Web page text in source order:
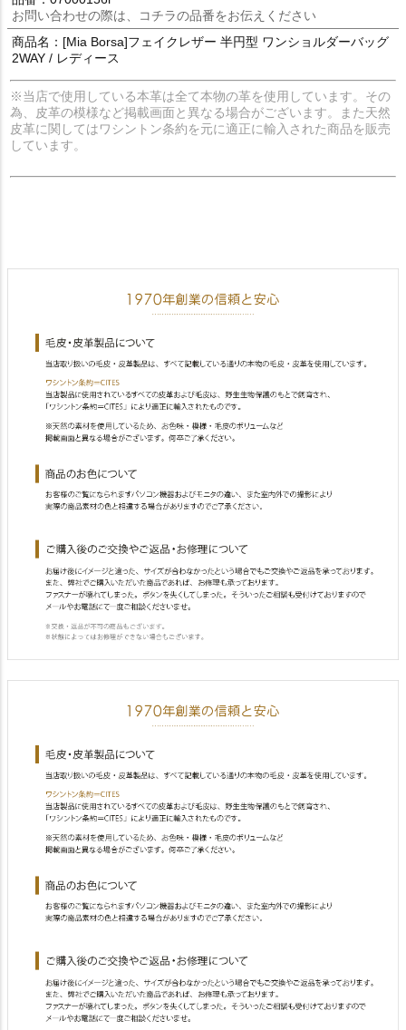
お問い合わせの際は、コチラの品番をお伝えください
商品名：[Mia Borsa]フェイクレザー 半円型 ワンショルダーバッグ
2WAY / レディース
※当店で使用している本革は全て本物の革を使用しています。その
為、皮革の模様など掲載画面と異なる場合がございます。また天然
皮革に関してはワシントン条約を元に適正に輸入された商品を販売
しています。